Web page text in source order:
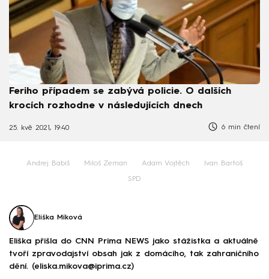
Feriho případem se zabývá policie. O dalších
krocích rozhodne v následujících dnech
25. kvě 2021, 19:40 6 min čtení
Andrej Babiš Miloš Zeman Adam Vojtěch Ivan Bartoš
SPD
Eliška Míková
Eliška přišla do CNN Prima NEWS jako stážistka a aktuálně
tvoří zpravodajství obsah jak z domácího, tak zahraničního
dění. (eliska.mikova@iprima.cz)